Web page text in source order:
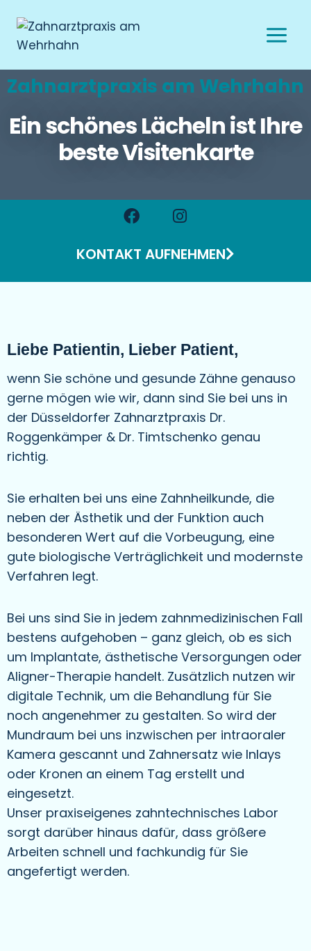
Zahnarztpraxis am Wehrhahn
Ein schönes Lächeln ist Ihre
beste Visitenkarte
KONTAKT AUFNEHMEN
Liebe Patientin, Lieber Patient,
wenn Sie schöne und gesunde Zähne genauso
gerne mögen wie wir, dann sind Sie bei uns in
der Düsseldorfer Zahnarztpraxis Dr.
Roggenkämper & Dr. Timtschenko genau
richtig.
Sie erhalten bei uns eine Zahnheilkunde, die
neben der Ästhetik und der Funktion auch
besonderen Wert auf die Vorbeugung, eine
gute biologische Verträglichkeit und modernste
Verfahren legt.
Bei uns sind Sie in jedem zahnmedizinischen Fall
bestens aufgehoben – ganz gleich, ob es sich
um Implantate, ästhetische Versorgungen oder
Aligner-Therapie handelt. Zusätzlich nutzen wir
digitale Technik, um die Behandlung für Sie
noch angenehmer zu gestalten. So wird der
Mundraum bei uns inzwischen per intraoraler
Kamera gescannt und Zahnersatz wie Inlays
oder Kronen an einem Tag erstellt und
eingesetzt.
Unser praxiseigenes zahntechnisches Labor
sorgt darüber hinaus dafür, dass größere
Arbeiten schnell und fachkundig für Sie
angefertigt werden.